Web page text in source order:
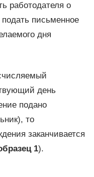
работодателя о
письменное
дня
день
подано
то
заканчивается
1).